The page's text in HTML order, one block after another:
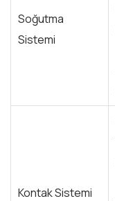
Soğutma
Sistemi
Kontak Sistemi